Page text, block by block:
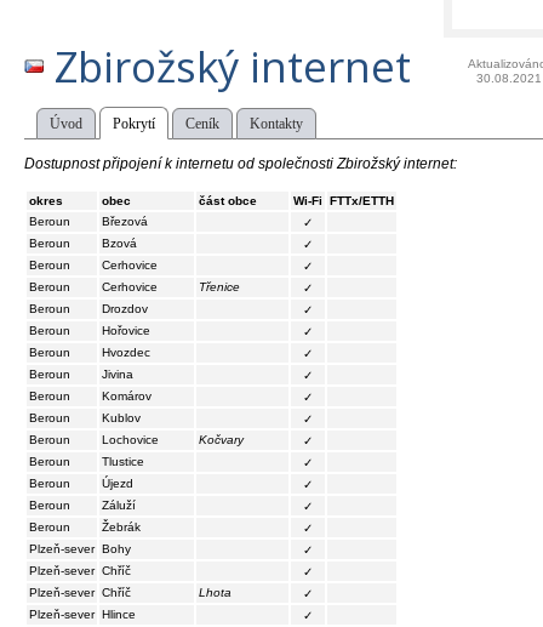
Zbirožský internet
30.08.2021
Úvod Pokrytí Ceník Kontakty
Dostupnost připojení k internetu od společnosti Zbirožský internet:
okres obec část obce Wi-Fi
FTTx/ETTH
Beroun
Březová
✓
Beroun
Bzová
✓
Beroun
Cerhovice
✓
Beroun
Cerhovice Třenice
✓
Beroun
Drozdov
✓
Beroun
Hořovice
✓
Beroun
Hvozdec
✓
Beroun
Jivina
✓
Beroun
Komárov
✓
Beroun
Kublov
✓
Beroun
Lochovice Kočvary
✓
Beroun
Tlustice
✓
Beroun
Újezd
✓
Beroun
Záluží
✓
Beroun
Žebrák
✓
Plzeň-sever Bohy
✓
Plzeň-sever Chříč
✓
Plzeň-sever Chříč Lhota
✓
Plzeň-sever Hlince
✓